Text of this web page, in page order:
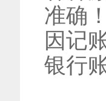
准确！
因记
银行